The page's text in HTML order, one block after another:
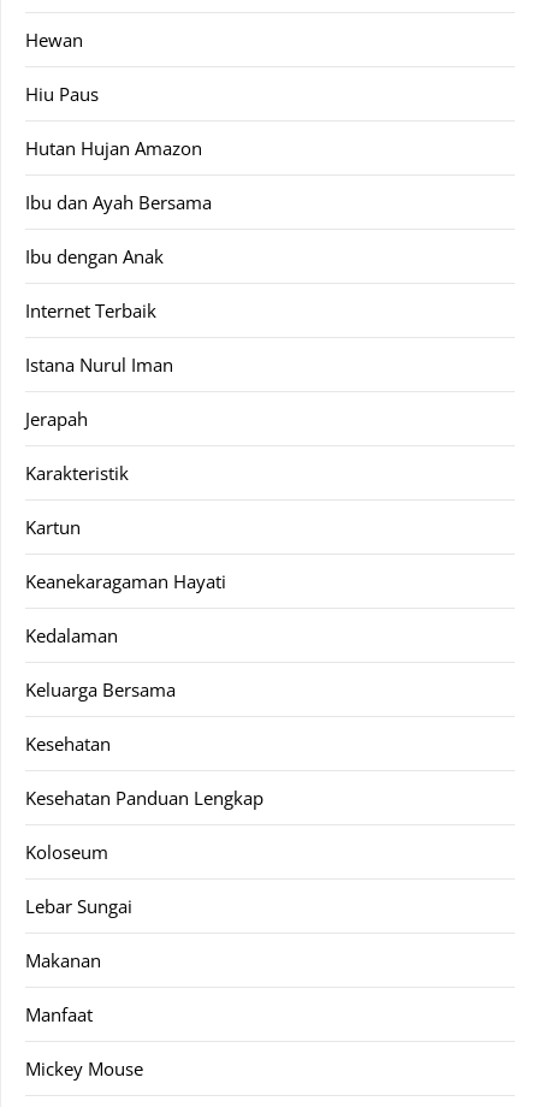
Hewan
Hiu Paus
Hutan Hujan Amazon
Ibu dan Ayah Bersama
Ibu dengan Anak
Internet Terbaik
Istana Nurul Iman
Jerapah
Karakteristik
Kartun
Keanekaragaman Hayati
Kedalaman
Keluarga Bersama
Kesehatan
Kesehatan Panduan Lengkap
Koloseum
Lebar Sungai
Makanan
Manfaat
Mickey Mouse